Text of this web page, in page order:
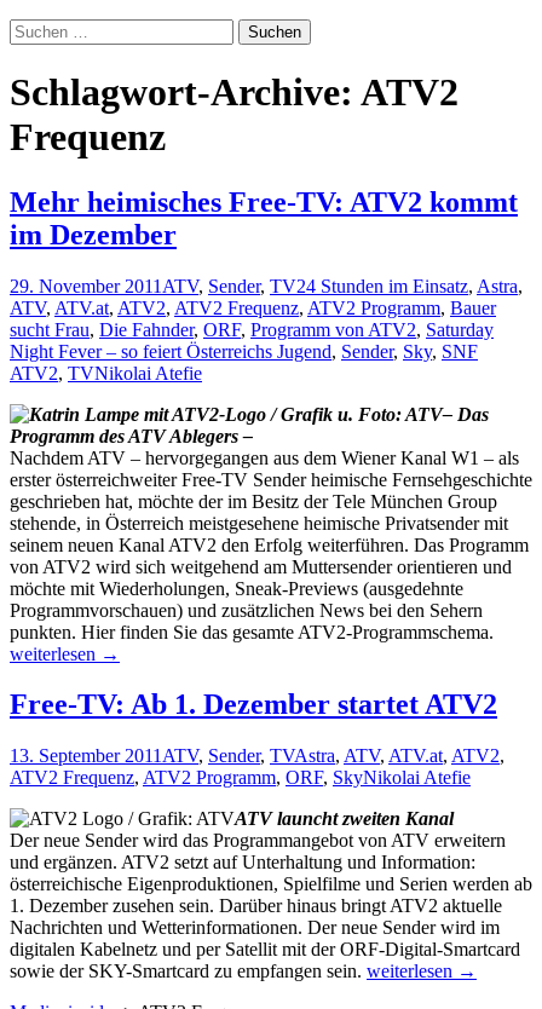
Suchen
nach:
Schlagwort-Archive: ATV2
Frequenz
Mehr heimisches Free-TV: ATV2 kommt
im Dezember
29. November 2011 ATV, Sender, TV24 Stunden im Einsatz, Astra,
ATV, ATV.at, ATV2, ATV2 Frequenz, ATV2 Programm, Bauer
sucht Frau, Die Fahnder, ORF, Programm von ATV2, Saturday
Night Fever – so feiert Österreichs Jugend, Sender, Sky, SNF
ATV2, TVNikolai Atefie
– Das
Programm des ATV Ablegers –
Nachdem ATV – hervorgegangen aus dem Wiener Kanal W1 – als
erster österreichweiter Free-TV Sender heimische Fernsehgeschichte
geschrieben hat, möchte der im Besitz der Tele München Group
stehende, in Österreich meistgesehene heimische Privatsender mit
seinem neuen Kanal ATV2 den Erfolg weiterführen. Das Programm
von ATV2 wird sich weitgehend am Muttersender orientieren und
möchte mit Wiederholungen, Sneak-Previews (ausgedehnte
Programmvorschauen) und zusätzlichen News bei den Sehern
punkten. Hier finden Sie das gesamte ATV2-Programmschema.
TV:
ATV2
im
weiterlesen →
Free-TV: Ab 1. Dezember startet ATV2
13. September 2011 ATV, Sender, TVAstra, ATV, ATV.at, ATV2,
ATV2 Frequenz, ATV2 Programm, ORF, SkyNikolai Atefie
ATV launcht zweiten Kanal
Der neue Sender wird das Programmangebot von ATV erweitern
und ergänzen. ATV2 setzt auf Unterhaltung und Information:
österreichische Eigenproduktionen, Spielfilme und Serien werden ab
1. Dezember zusehen sein. Darüber hinaus bringt ATV2 aktuelle
Nachrichten und Wetterinformationen. Der neue Sender wird im
digitalen Kabelnetz und per Satellit mit der ORF-Digital-Smartcard
sowie der SKY-Smartcard zu empfangen sein. Free-
weiterlesen →